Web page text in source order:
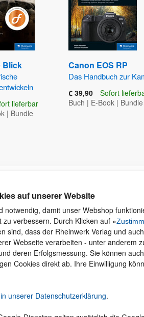
auf unserer Website
notwendig, damit unser Webshop
zu verbessern. Durch Klicken auf »
sind, dass der Rheinwerk Verlag und
Webseite verarbeiten - unter anderem
deren Erfolgsmessung. Sie können
Cookies direkt ab. Ihre Einwilligung
unserer Datenschutzerklärung.
Blick
lieferbar
| Bundle
Canon EOS RP
Das Handbuch zur
€ 39,90
Sofort
Buch | E-Book| Bundle
und Autoren
Kontakt
Newsletter
Für Unternehmen
Presseservice
Dozentenservice
Produktfeedback
Foreign Rights